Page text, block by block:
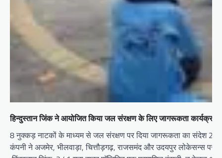
हिन्दुस्तान जिंक ने आयोजित किया जल संरक्षण के लिए जागरूकता कार्यक्रम
8 नुक्कड़ नाटकों के माध्यम से जल संरक्षण पर दिया जागरूकता का संदेश 2.41
कंपनी ने अजमेर, भीलवाड़ा, चित्तौड़गढ़, राजसमंद और उदयपुर लोकेसन्स पर